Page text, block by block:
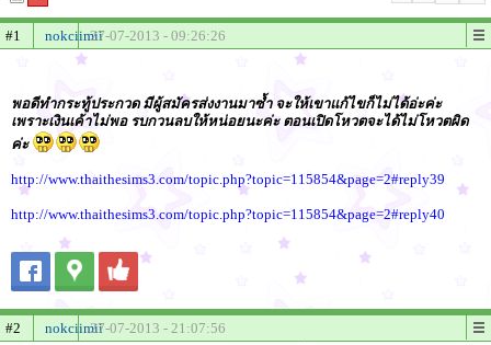
#1 nokciimii27-07-2013 - 09:26:26
พอดีทำกระทู้ประกวด มีผู้สมัครส่งงานมาซ้ำ จะให้เขาแก้ไขก็ไม่ได้อ่ะค่ะ
เพราะเงินเค้าไม่พอ รบกวนลบให้หน่อยนะค่ะ ตอนเปิดโหวตจะได้ไม่โหวตผิด
ค่ะ
http://www.thaithesims3.com/topic.php?topic=115854&page=2#reply39
http://www.thaithesims3.com/topic.php?topic=115854&page=2#reply40
#2 nokciimii27-07-2013 - 21:07:56